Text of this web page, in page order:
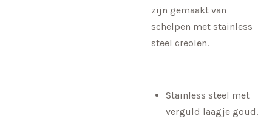
zijn gemaakt van
schelpen met stainless
steel creolen.
Stainless steel met
verguld laagje goud.